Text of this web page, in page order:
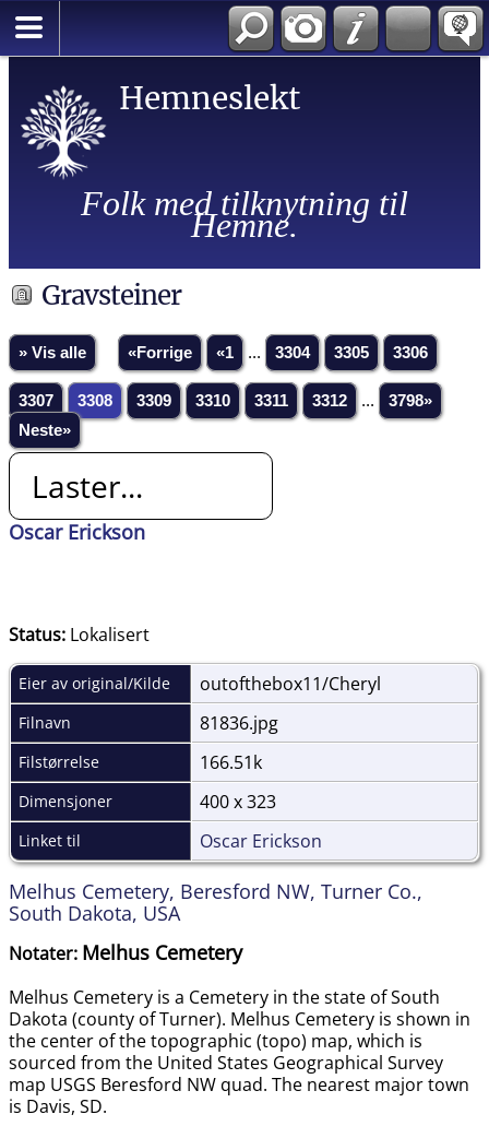
Hemneslekt
Folk med tilknytning til
Hemne.
Gravsteiner
» Vis alle «Forrige «1 ... 3304 3305 3306
3307 3308 3309 3310 3311 3312 ...
3798»
Neste»
Laster...
Oscar Erickson
Status: Lokalisert
Eier av original/Kilde outofthebox11/Cheryl
Filnavn 81836.jpg
Filstørrelse 166.51k
Dimensjoner 400 x 323
Linket til Oscar Erickson
Melhus Cemetery, Beresford NW, Turner Co.,
South Dakota, USA
Notater: Melhus Cemetery
Melhus Cemetery is a Cemetery in the state of South
Dakota (county of Turner). Melhus Cemetery is shown in
the center of the topographic (topo) map, which is
sourced from the United States Geographical Survey
map USGS Beresford NW quad. The nearest major town
is Davis, SD.